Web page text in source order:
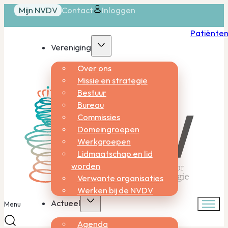
Mijn NVDV Contact Inloggen
Vereniging
Over ons
Missie en strategie
Bestuur
Bureau
Commissies
Domeingroepen
Werkgroepen
Lidmaatschap en lid
worden
Verwante organisaties
Werken bij de NVDV
Actueel
Agenda
Menu